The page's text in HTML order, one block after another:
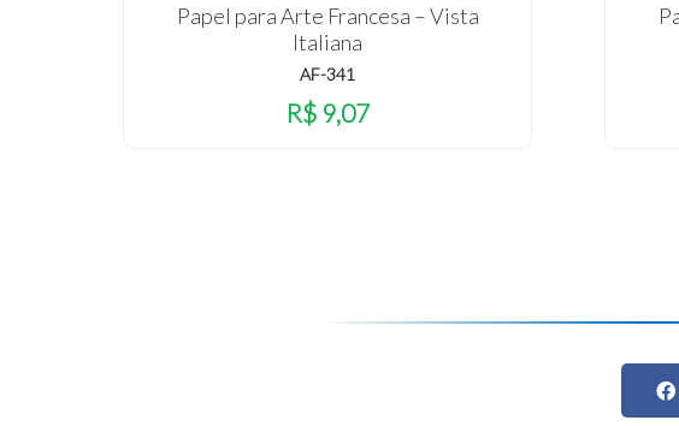
Papel para Arte Francesa – Vista
Italiana
AF-341
R$ 9,07